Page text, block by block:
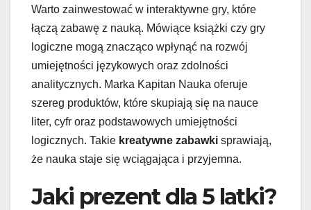
Warto zainwestować w interaktywne gry, które
łączą zabawę z nauką. Mówiące książki czy gry
logiczne mogą znacząco wpłynąć na rozwój
umiejętności językowych oraz zdolności
analitycznych. Marka Kapitan Nauka oferuje
szereg produktów, które skupiają się na nauce
liter, cyfr oraz podstawowych umiejętności
logicznych. Takie kreatywne zabawki sprawiają,
że nauka staje się wciągająca i przyjemna.
Jaki prezent dla 5 latki?